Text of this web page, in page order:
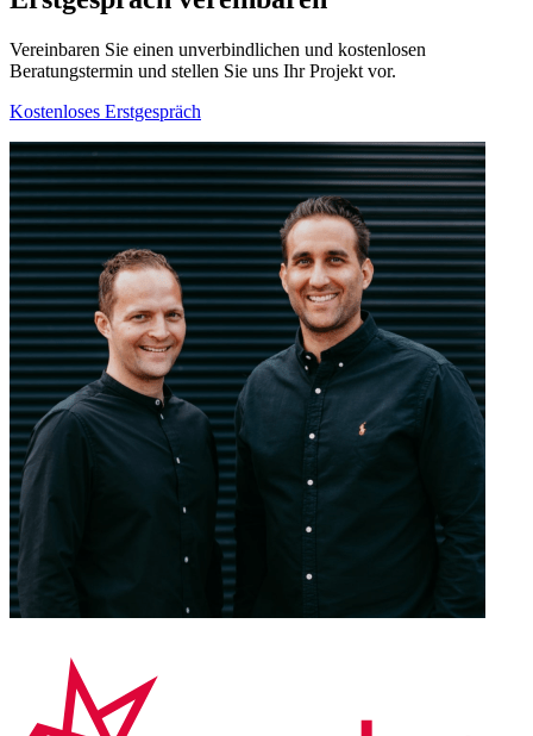
Vereinbaren Sie einen unverbindlichen und kostenlosen
Beratungstermin und stellen Sie uns Ihr Projekt vor.
Kostenloses Erstgespräch